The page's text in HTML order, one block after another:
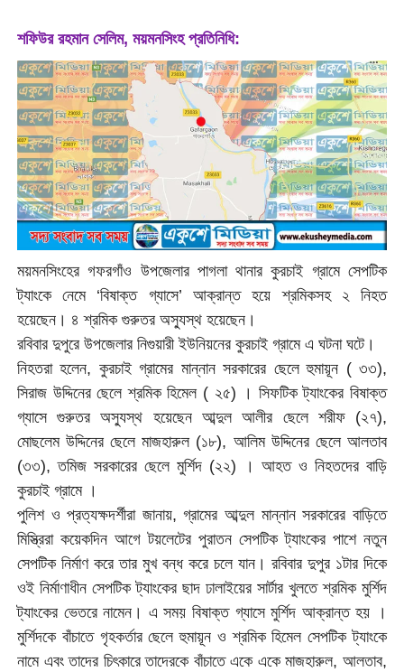
শফিউর রহমান সেলিম, ময়মনসিংহ প্রতিনিধি:
ময়মনসিংহের গফরগাঁও উপজেলার পাগলা থানার কুরচাই গ্রামে সেপটিক
ট্যাংকে নেমে ‘বিষাক্ত গ্যাসে’ আক্রান্ত হয়ে শ্রমিকসহ ২ নিহত
হয়েছেন। ৪ শ্রমিক গুরুতর অস্যুস্থ হয়েছেন।
রবিবার দুপুরে উপজেলার নিগুয়ারী ইউনিয়নের কুরচাই গ্রামে এ ঘটনা ঘটে।
নিহতরা হলেন, কুরচাই গ্রামের মান্নান সরকারের ছেলে হুমায়ূন ( ৩৩),
সিরাজ উদ্দিনের ছেলে শ্রমিক হিমেল ( ২৫) । সিফটিক ট্যাংকের বিষাক্ত
গ্যাসে গুরুতর অস্যুস্থ হয়েছেন আব্দুল আলীর ছেলে শরীফ (২৭),
মোছলেম উদ্দিনের ছেলে মাজহারুল (১৮), আলিম উদ্দিনের ছেলে আলতাব
(৩৩), তমিজ সরকারের ছেলে মুর্শিদ (২২) । আহত ও নিহতদের বাড়ি
কুরচাই গ্রামে ।
পুলিশ ও প্রত্যক্ষদর্শীরা জানায়, গ্রামের আব্দুল মান্নান সরকারের বাড়িতে
মিস্ত্রিরা কয়েকদিন আগে টয়লেটের পুরাতন সেপটিক ট্যাংকের পাশে নতুন
সেপটিক নির্মাণ করে তার মুখ বন্ধ করে চলে যান। রবিবার দুপুর ১টার দিকে
ওই নির্মাণাধীন সেপটিক ট্যাংকের ছাদ ঢালাইয়ের সার্টার খুলতে শ্রমিক মুর্শিদ
ট্যাংকের ভেতরে নামেন। এ সময় বিষাক্ত গ্যাসে মুর্শিদ আক্রান্ত হয় ।
মুর্শিদকে বাঁচাতে গৃহকর্তার ছেলে হুমায়ূন ও শ্রমিক হিমেল সেপটিক ট্যাংকে
নামে এবং তাদের চিৎকারে তাদেরকে বাঁচাতে একে একে মাজহারুল, আলতাব,